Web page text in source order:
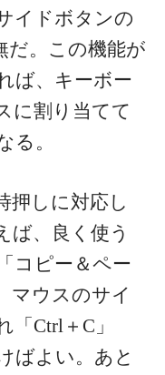
イドボタンの
だ。この機能が
ば、キーボー
に割り当てて
る。
押しに対応し
ば、良く使う
コピー＆ペー
マウスのサイ
Ctrl＋C」
ばよい。あと